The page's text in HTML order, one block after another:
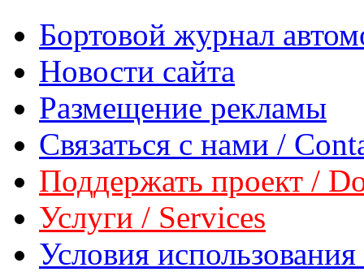
Бортовой журнал
Новости сайта
Размещение рекламы
Связаться с нами /
Поддержать проект /
Услуги / Services
Условия